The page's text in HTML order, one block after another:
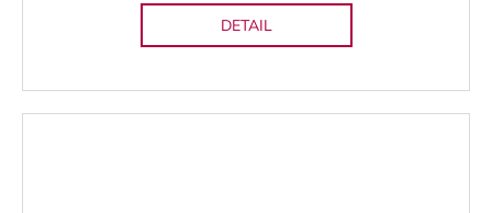
DETAIL